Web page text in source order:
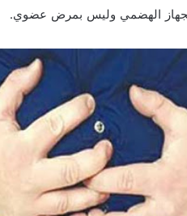
الهضمي وليس بمرض عضوي.